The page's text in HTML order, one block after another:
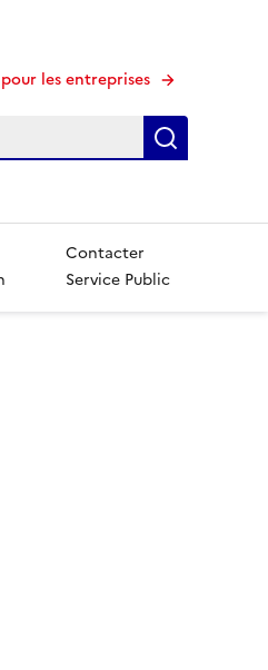
les entreprises
Contacter
Service Public